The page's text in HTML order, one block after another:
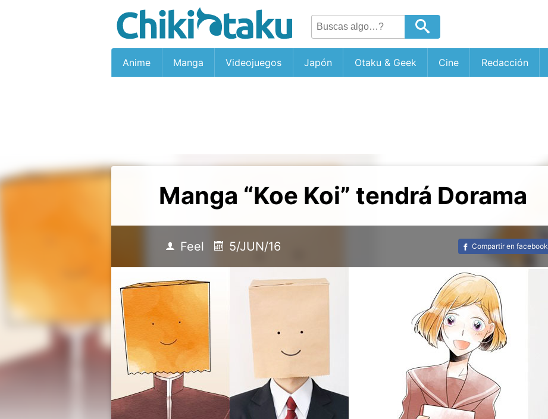
Anime Manga Videojuegos Japón Otaku & Geek Cine Redacción
Manga “Koe Koi” tendrá Dorama
Feel 5/JUN/16 Compartir en facebook